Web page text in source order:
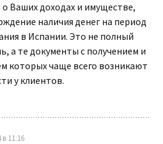
о Ваших доходах и имуществе,
наличия денег на период
в Испании. Это не полный
а те документы с получением и
которых чаще всего возникают
у клиентов.
11:16